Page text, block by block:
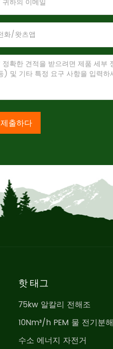
제출하다
핫 태그
75kw 알칼리 전해조
10Nm³/h PEM 물 전기분해
수소 에너지 자전거